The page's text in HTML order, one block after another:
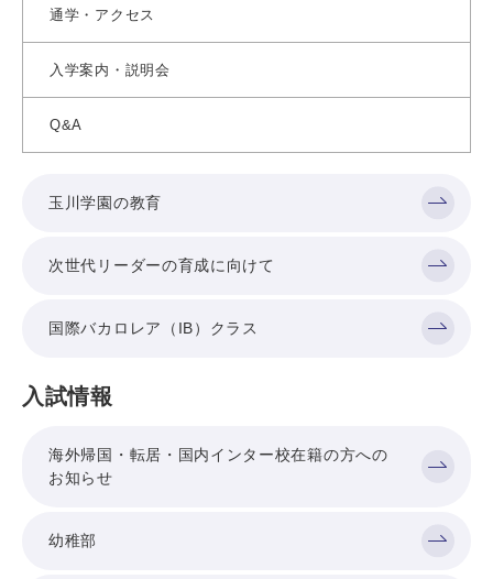
通学・アクセス
入学案内・説明会
Q&A
玉川学園の教育
次世代リーダーの育成に向けて
国際バカロレア（IB）クラス
入試情報
海外帰国・転居・国内インター校在籍の方への
お知らせ
幼稚部